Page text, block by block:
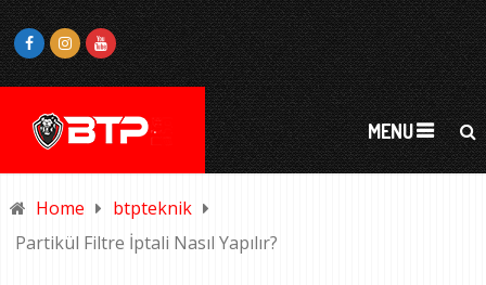
MENU
Home
btpteknik
Partikül Filtre İptali Nasıl Yapılır?